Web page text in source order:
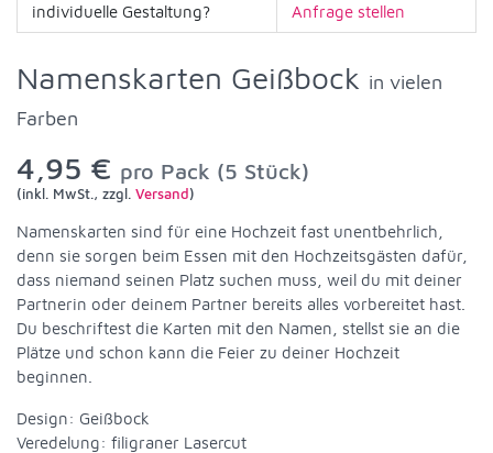
individuelle Gestaltung? Anfrage stellen
Namenskarten Geißbock in vielen
Farben
4,95 € pro Pack (5 Stück)
(inkl. MwSt., zzgl. Versand)
Namenskarten sind für eine Hochzeit fast unentbehrlich,
denn sie sorgen beim Essen mit den Hochzeitsgästen dafür,
dass niemand seinen Platz suchen muss, weil du mit deiner
Partnerin oder deinem Partner bereits alles vorbereitet hast.
Du beschriftest die Karten mit den Namen, stellst sie an die
Plätze und schon kann die Feier zu deiner Hochzeit
beginnen.
Design: Geißbock
Veredelung: filigraner Lasercut